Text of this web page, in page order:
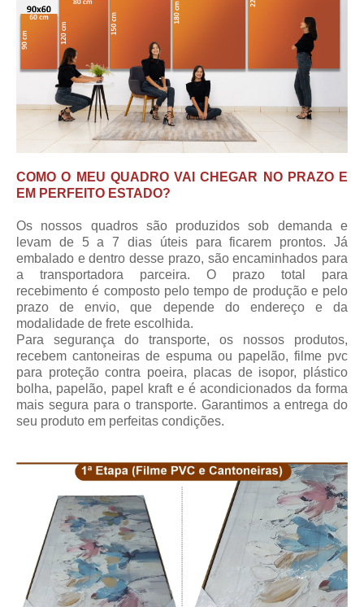
COMO O MEU QUADRO VAI CHEGAR NO PRAZO E
EM PERFEITO ESTADO?
Os nossos quadros são produzidos sob demanda e
levam de 5 a 7 dias úteis para ficarem prontos. Já
embalado e dentro desse prazo, são encaminhados para
a transportadora parceira. O prazo total para
recebimento é composto pelo tempo de produção e pelo
prazo de envio, que depende do endereço e da
modalidade de frete escolhida.
Para segurança do transporte, os nossos produtos,
recebem cantoneiras de espuma ou papelão, filme pvc
para proteção contra poeira, placas de isopor, plástico
bolha, papelão, papel kraft e é acondicionados da forma
mais segura para o transporte. Garantimos a entrega do
seu produto em perfeitas condições.